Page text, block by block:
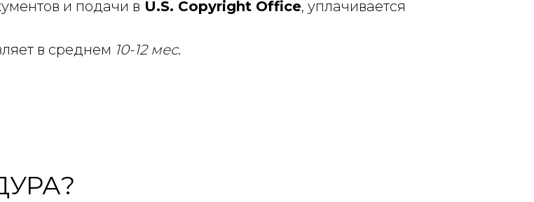
и подачи в U.S. Copyright Office, уплачивается
в среднем 10-12 мес.